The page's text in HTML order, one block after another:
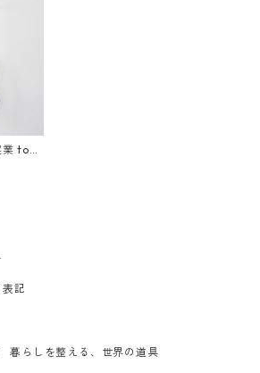
業 tow
フッ
ラッ
記
らしを整える、世界の道具